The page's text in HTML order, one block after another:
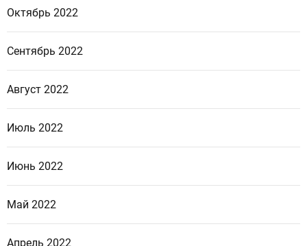
Октябрь 2022
Сентябрь 2022
Август 2022
Июль 2022
Июнь 2022
Май 2022
Апрель 2022